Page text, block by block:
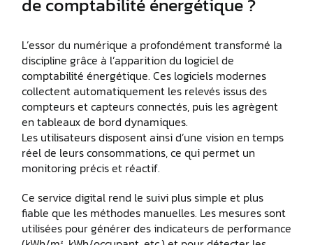
L’essor du numérique a profondément transformé la
discipline grâce à l’apparition du logiciel de
comptabilité énergétique. Ces logiciels modernes
collectent automatiquement les relevés issus des
compteurs et capteurs connectés, puis les agrègent
en tableaux de bord dynamiques.
Les utilisateurs disposent ainsi d’une vision en temps
réel de leurs consommations, ce qui permet un
monitoring précis et réactif.
Ce service digital rend le suivi plus simple et plus
fiable que les méthodes manuelles. Les mesures sont
utilisées pour générer des indicateurs de performance